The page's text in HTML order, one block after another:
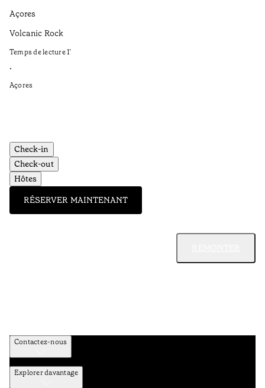
Açores
Volcanic Rock
Temps de lecture1’
•
Açores
Check-in
Check-out
Hôtes
RÉSERVER MAINTENANT
Contactez-nous
Explorer davantage